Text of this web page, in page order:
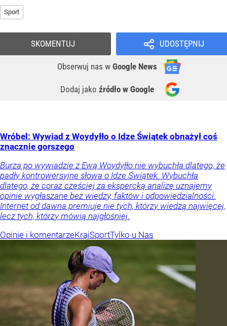
Sport
UDOSTĘPNIJ
Obserwuj nas w Google News
Dodaj jako źródło w Google
SKOMENTUJ
Wróbel: Wywiad z Woydyłło o Idze Świątek obnażył coś
znacznie gorszego
Burza po wywiadzie z Ewą Woydyłło nie wybuchła dlatego, że
padły kontrowersyjne słowa o Idze Świątek. Wybuchła
dlatego, że coraz częściej za ekspercką analizę uznajemy
opinie wygłaszane bez wiedzy, faktów i odpowiedzialności.
Internet od dawna premiuje nie tych, którzy wiedzą najwięcej,
lecz tych, którzy mówią najgłośniej.
Opinie i komentarzeKrajSportTylko u Nas